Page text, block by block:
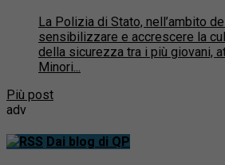
La Polizia di Stato, nell’ambito
sensibilizzare e accrescere la
della sicurezza tra i più giovani,
Minori...
Più post
adv
Dai blog di QP